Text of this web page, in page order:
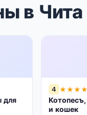
в Чита
для
4 ★★★★
и кошек